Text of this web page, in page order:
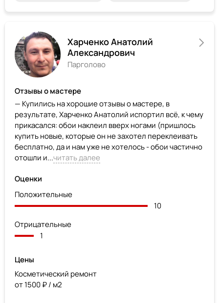
Харченко Анатолий
Александрович
Парголово
Отзывы о мастере
— Купились на хорошие отзывы о мастере, в
результате, Харченко Анатолий испортил всё, к чему
прикасался: обои наклеил вверх ногами (пришлось
купить новые, которые он не захотел переклеивать
бесплатно, да и нам уже не хотелось - обои частично
отошли и...читать далее
Оценки
Положительные
10
Отрицательные
1
Цены
Косметический ремонт
от 1500 ₽ / м2